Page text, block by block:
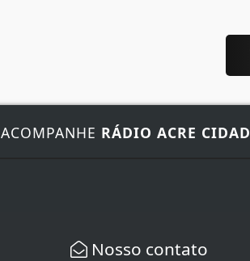
ACOMPANHE RÁDIO ACRE
Nosso contato